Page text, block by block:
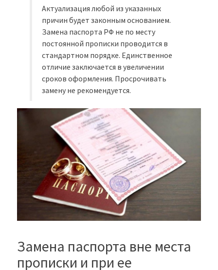
Актуализация любой из указанных
причин будет законным основанием.
Замена паспорта РФ не по месту
постоянной прописки проводится в
стандартном порядке. Единственное
отличие заключается в увеличении
сроков оформления. Просрочивать
замену не рекомендуется.
Замена паспорта вне места
прописки и при ее